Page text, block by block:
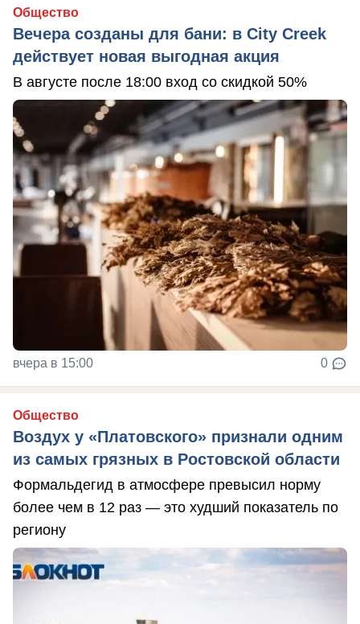
Общество
Вечера созданы для бани: в City Creek
действует новая выгодная акция
В августе после 18:00 вход со скидкой 50%
вчера в 15:00 0
Общество
Воздух у «Платовского» признали одним
из самых грязных в Ростовской области
Формальдегид в атмосфере превысил норму
более чем в 12 раз — это худший показатель по
региону